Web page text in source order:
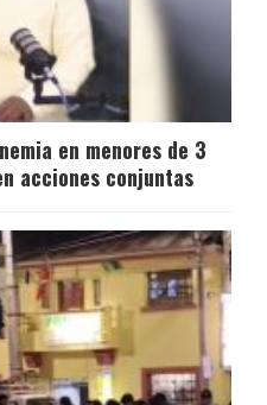
en menores de 3
acciones conjuntas